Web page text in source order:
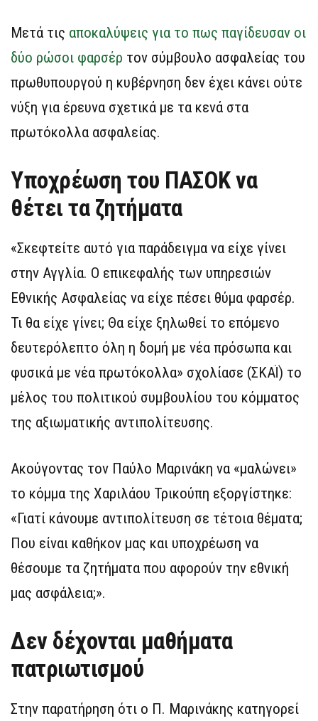
Μετά τις αποκαλύψεις για το πως παγίδευσαν οι
δύο ρώσοι φαρσέρ τον σύμβουλο ασφαλείας του
πρωθυπουργού η κυβέρνηση δεν έχει κάνει ούτε
νύξη για έρευνα σχετικά με τα κενά στα
πρωτόκολλα ασφαλείας.
Υποχρέωση του ΠΑΣΟΚ να
θέτει τα ζητήματα
«Σκεφτείτε αυτό για παράδειγμα να είχε γίνει
στην Αγγλία. Ο επικεφαλής των υπηρεσιών
Εθνικής Ασφαλείας να είχε πέσει θύμα φαρσέρ.
Τι θα είχε γίνει; Θα είχε ξηλωθεί το επόμενο
δευτερόλεπτο όλη η δομή με νέα πρόσωπα και
φυσικά με νέα πρωτόκολλα» σχολίασε (ΣΚΑΪ) το
μέλος του πολιτικού συμβουλίου του κόμματος
της αξιωματικής αντιπολίτευσης.
Ακούγοντας τον Παύλο Μαρινάκη να «μαλώνει»
το κόμμα της Χαριλάου Τρικούπη εξοργίστηκε:
«Γιατί κάνουμε αντιπολίτευση σε τέτοια θέματα;
Που είναι καθήκον μας και υποχρέωση να
θέσουμε τα ζητήματα που αφορούν την εθνική
μας ασφάλεια;».
Δεν δέχονται μαθήματα
πατριωτισμού
Στην παρατήρηση ότι ο Π. Μαρινάκης κατηγορεί